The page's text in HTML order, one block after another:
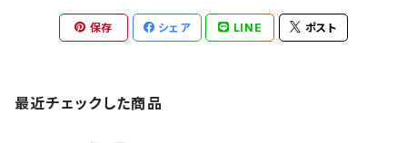
保存 シェア LINE ポスト
最近チェックした商品